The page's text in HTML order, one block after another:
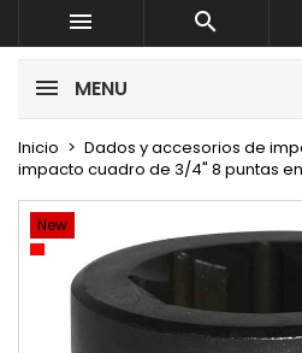
 
MENU
Inicio Dados y accesorios de
impacto cuadro de 3/4" 8 puntas
New
Iniciar